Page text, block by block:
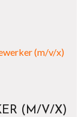
(M/V/X)